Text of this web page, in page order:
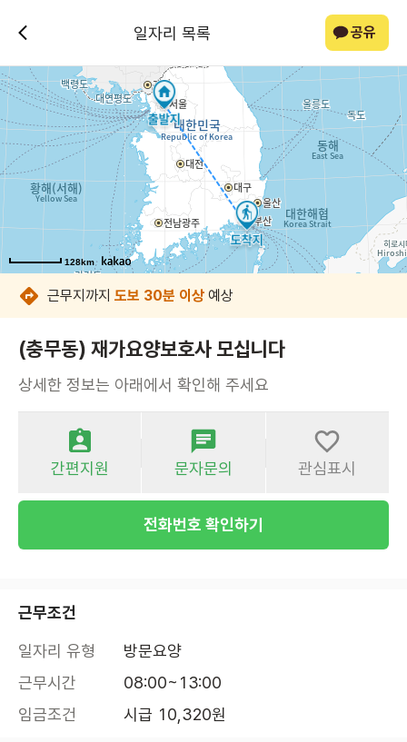
일자리 목록 공유
128km
128km
128km
128km
128km
128km
128km
128km
근무지까지 도보 30분 이상 예상
(충무동) 재가요양보호사 모십니다
상세한 정보는 아래에서 확인해 주세요
간편지원 문자문의 관심표시
전화번호 확인하기
근무조건
일자리 유형
방문요양
근무시간
08:00~13:00
임금조건
시급 10,320원